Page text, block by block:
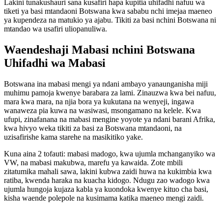
Lakini tunakushauri sana kusafiri hapa kupitia uhifadhi nafuu wa
tiketi ya basi mtandaoni Botswana kwa sababu nchi imejaa maeneo
ya kupendeza na matukio ya ajabu. Tikiti za basi nchini Botswana ni
mtandao wa usafiri uliopanuliwa.
Waendeshaji Mabasi nchini Botswana
Uhifadhi wa Mabasi
Botswana ina mabasi mengi ya ndani ambayo yanaunganisha miji
muhimu pamoja kwenye barabara za lami. Zinauzwa kwa bei nafuu,
mara kwa mara, na njia bora ya kukutana na wenyeji, ingawa
wanaweza pia kuwa na wasiwasi, msongamano na kelele. Kwa
ufupi, zinafanana na mabasi mengine yoyote ya ndani barani Afrika,
kwa hivyo weka tikiti za basi za Botswana mtandaoni, na
uzisafirishe kama starehe na masikitiko yake.
Kuna aina 2 tofauti: mabasi madogo, kwa ujumla mchanganyiko wa
VW, na mabasi makubwa, marefu ya kawaida. Zote mbili
zitatumika mahali sawa, lakini kubwa zaidi huwa na kukimbia kwa
ratiba, kwenda haraka na kuacha kidogo. Ndugu zao wadogo kwa
ujumla hungoja kujaza kabla ya kuondoka kwenye kituo cha basi,
kisha waende polepole na kusimama katika maeneo mengi zaidi.